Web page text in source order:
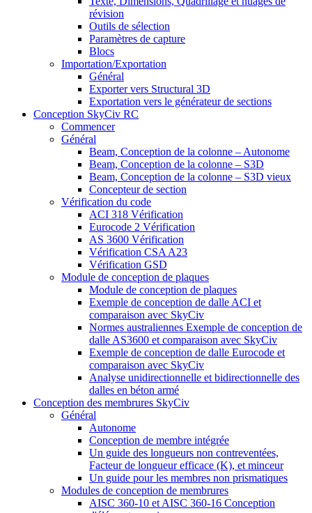
révision
Outils de sélection
Paramètres de capture
Blocs
Importation/Exportation
Général
Exporter vers Structural 3D
Exportation vers le générateur de sections
Conception SkyCiv RC
Commencer
Général
Beam, Conception de la colonne – Autonome
Beam, Conception de la colonne – S3D
Beam, Conception de la colonne – S3D vieux
Concepteur de section
Vérification du code
ACI 318 Vérification
Eurocode 2 Vérification
AS 3600 Vérification
Vérification CSA A23
Vérification GSD
Module de conception de plaques
Module de conception de plaques
Exemple de conception de dalle ACI et
comparaison avec SkyCiv
Normes australiennes Exemple de conception de
dalle AS3600 et comparaison avec SkyCiv
Exemple de conception de dalle Eurocode et
comparaison avec SkyCiv
Analyse unidirectionnelle et bidirectionnelle des
dalles en béton armé
Conception des membrures SkyCiv
Général
Autonome
Conception de membre intégrée
Un guide des longueurs non contreventées,
Facteur de longueur efficace (K), et minceur
Un guide pour les membres non prismatiques
Modules de conception de membrures
AISC 360-10 et AISC 360-16 Conception